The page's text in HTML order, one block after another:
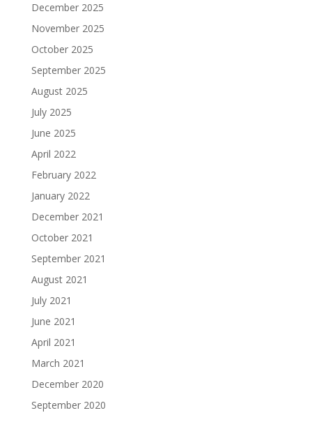
December 2025
November 2025
October 2025
September 2025
August 2025
July 2025
June 2025
April 2022
February 2022
January 2022
December 2021
October 2021
September 2021
August 2021
July 2021
June 2021
April 2021
March 2021
December 2020
September 2020